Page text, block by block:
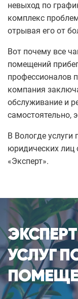
невыход по
комплекс
отрывая его от
Вот почему все
помещений
профессионалов
компания
обслуживание и
самостоятельно,
В Вологде
юридических лиц
«Эксперт».
УСЛУГ